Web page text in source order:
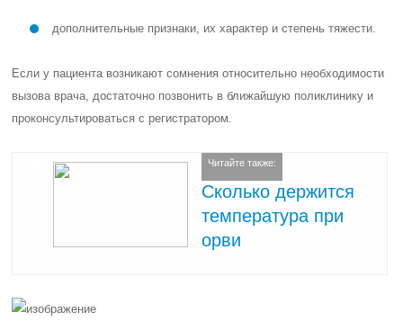
дополнительные признаки, их характер и степень тяжести.
Если у пациента возникают сомнения относительно необходимости
вызова врача, достаточно позвонить в ближайшую поликлинику и
проконсультироваться с регистратором.
Читайте также:
Сколько держится
температура при
орви